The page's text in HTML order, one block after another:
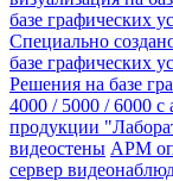
базе графических
Специально
базе графических
Решения на базе
4000 / 5000 / 6000 с
продукции
видеостены АРМ
сервер